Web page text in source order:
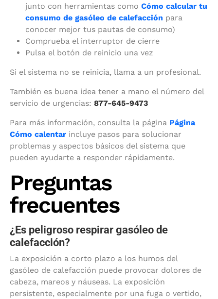
junto con herramientas como Cómo calcular tu
consumo de gasóleo de calefacción para
conocer mejor tus pautas de consumo)
Comprueba el interruptor de cierre
Pulsa el botón de reinicio una vez
Si el sistema no se reinicia, llama a un profesional.
También es buena idea tener a mano el número del
servicio de urgencias: 877-645-9473
Para más información, consulta la página Página
Cómo calentar incluye pasos para solucionar
problemas y aspectos básicos del sistema que
pueden ayudarte a responder rápidamente.
Preguntas
frecuentes
¿Es peligroso respirar gasóleo de
calefacción?
La exposición a corto plazo a los humos del
gasóleo de calefacción puede provocar dolores de
cabeza, mareos y náuseas. La exposición
persistente, especialmente por una fuga o vertido,